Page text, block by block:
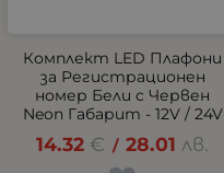
Комплект LED Плафони
за Регистрационен
номер Бели с Червен
Neon Габарит - 12V / 24V
14.32 € / 28.01 лв.